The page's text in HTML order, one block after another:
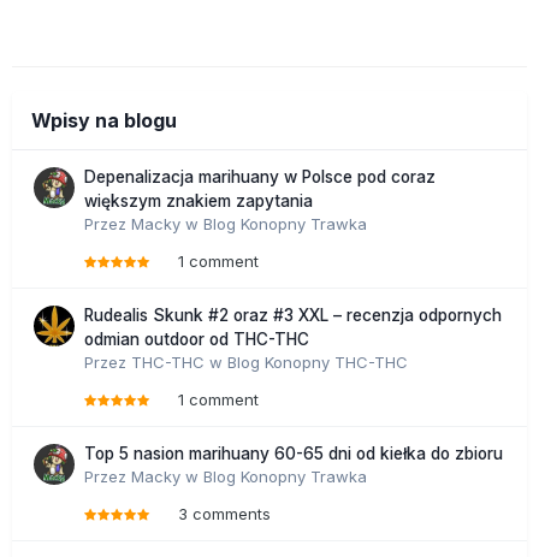
Wpisy na blogu
Depenalizacja marihuany w Polsce pod coraz
większym znakiem zapytania
Przez Macky w Blog Konopny Trawka
1 comment
Rudealis Skunk #2 oraz #3 XXL – recenzja odpornych
odmian outdoor od THC-THC
Przez THC-THC w Blog Konopny THC-THC
1 comment
Top 5 nasion marihuany 60-65 dni od kiełka do zbioru
Przez Macky w Blog Konopny Trawka
3 comments